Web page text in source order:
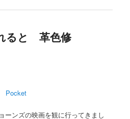
ると 革色修
Pocket
ーンズの映画を観に行ってきまし